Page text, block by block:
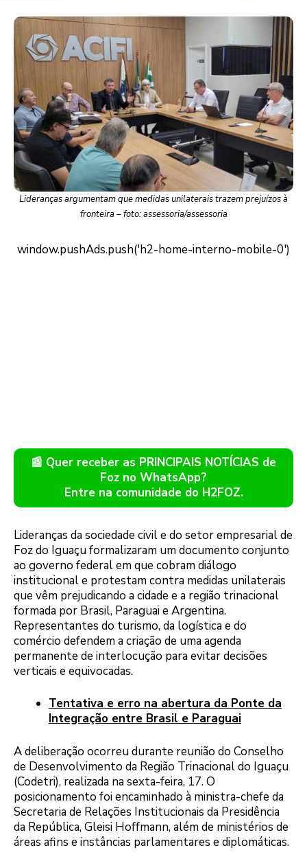
Lideranças argumentam que medidas unilaterais trazem prejuízos à
fronteira – foto: assessoria/assessoria
📰 Quer receber as PRINCIPAIS NOTÍCIAS de
Foz no WhatsApp?
Entre na comunidade do H2FOZ.
Lideranças da sociedade civil e do setor empresarial de
Foz do Iguaçu formalizaram um documento conjunto
ao governo federal em que cobram diálogo
institucional e protestam contra medidas unilaterais
que vêm prejudicando a cidade e a região trinacional
formada por Brasil, Paraguai e Argentina.
Representantes do turismo, da logística e do
comércio defendem a criação de uma agenda
permanente de interlocução para evitar decisões
verticais e equivocadas.
Tentativa e erro na abertura da Ponte da
Integração entre Brasil e Paraguai
A deliberação ocorreu durante reunião do Conselho
de Desenvolvimento da Região Trinacional do Iguaçu
(Codetri), realizada na sexta-feira, 17. O
posicionamento foi encaminhado à ministra-chefe da
Secretaria de Relações Institucionais da Presidência
da República, Gleisi Hoffmann, além de ministérios de
áreas afins e instâncias parlamentares e diplomáticas.